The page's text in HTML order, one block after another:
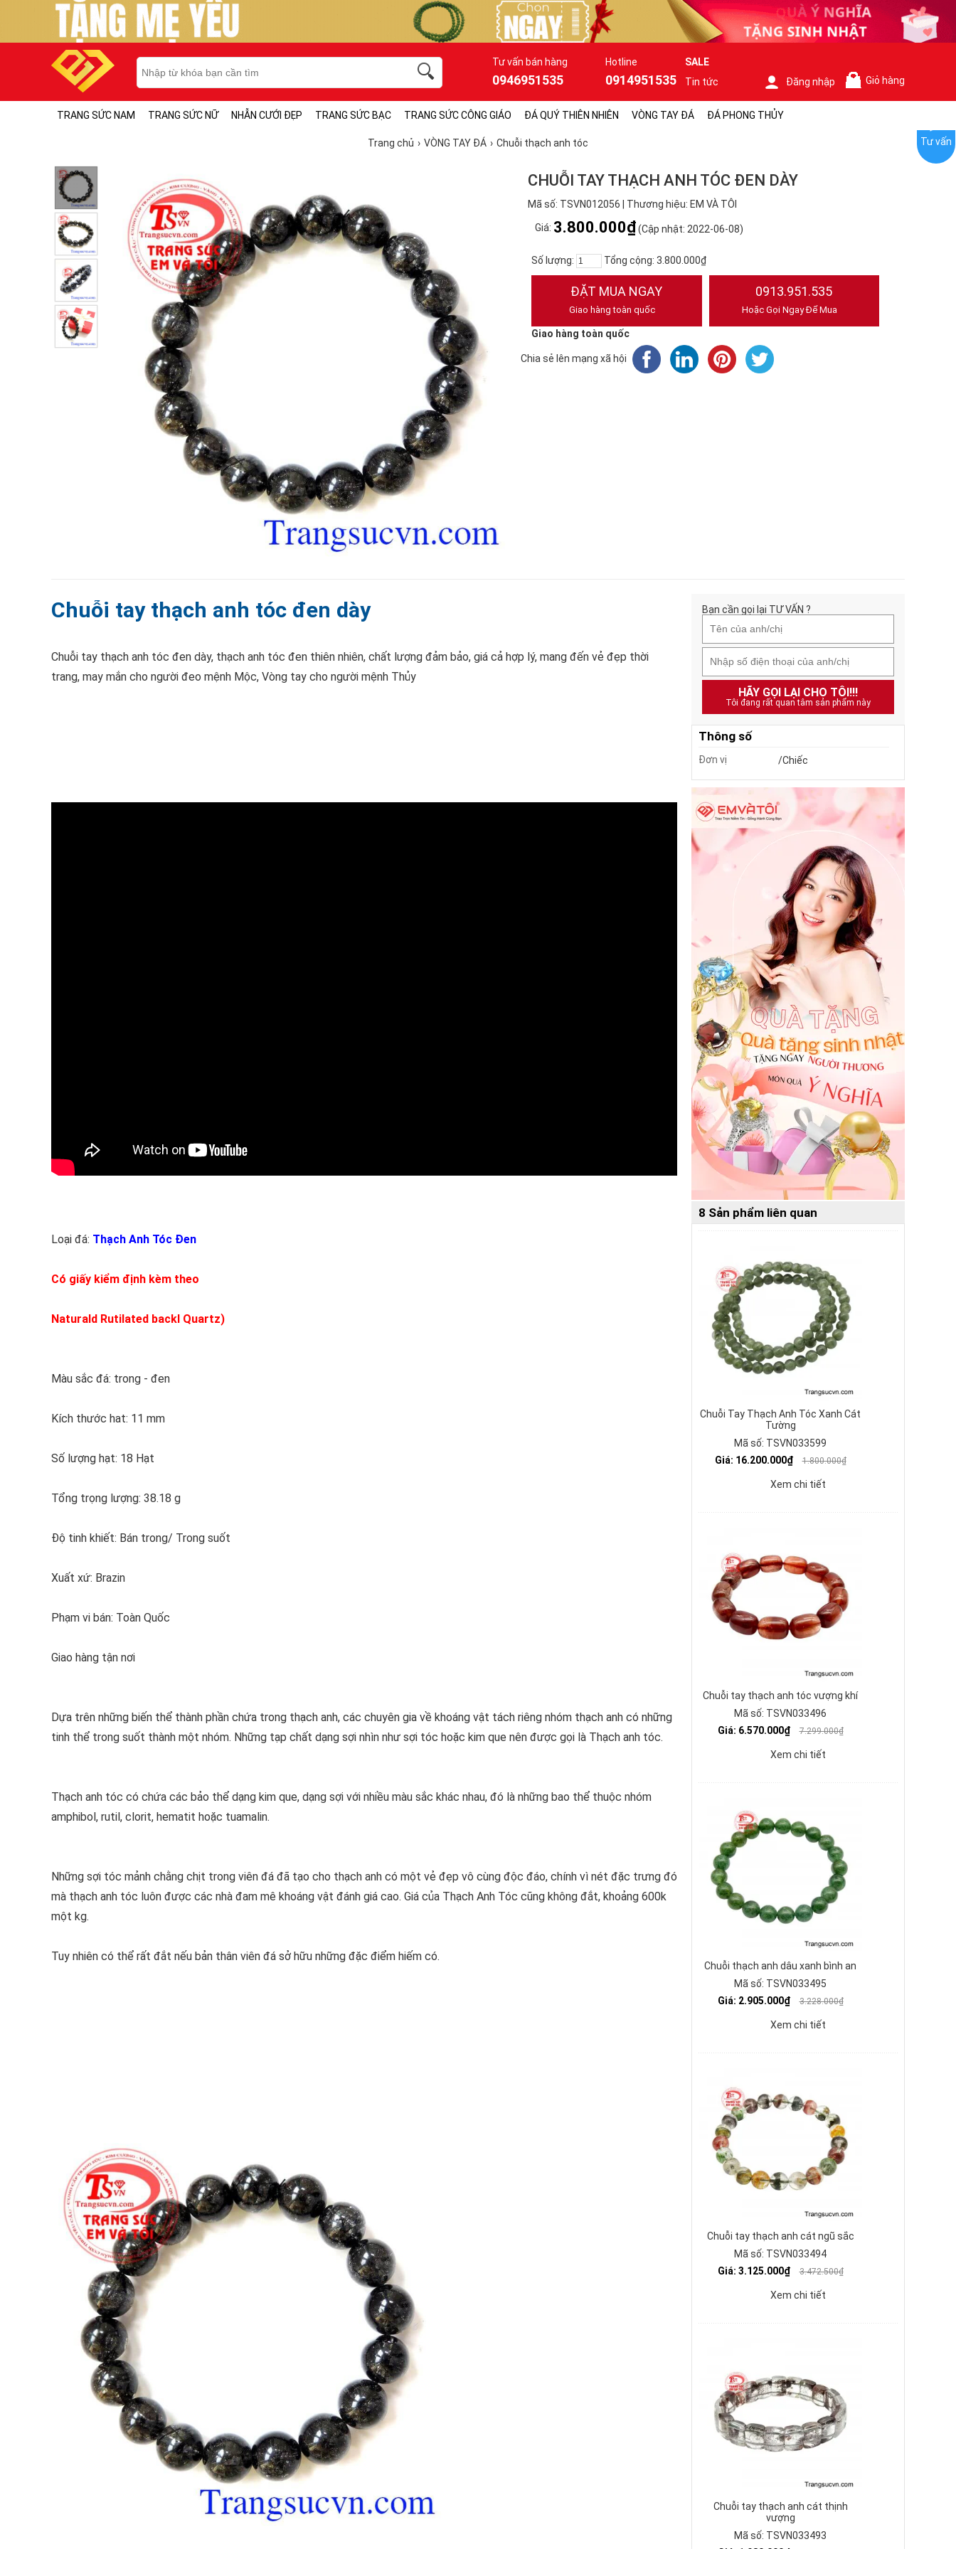
Tư vấn bán hàng
0946951535
Hotline
0914951535
SALE
Tin tức
Đăng nhập Giỏ hàng
TRANG SỨC NAM TRANG SỨC NỮ NHẪN CƯỚI ĐẸP TRANG SỨC BẠC TRANG SỨC CÔNG GIÁO ĐÁ QUÝ THIÊN NHIÊN VÒNG TAY ĐÁ ĐÁ PHONG THỦY
Trang chủ VÒNG TAY ĐÁ Chuỗi thạch anh tóc
CHUỖI TAY THẠCH ANH TÓC ĐEN DÀY
Mã số: TSVN012056 | Thương hiệu: EM VÀ TÔI
Giá: 3.800.000₫(Cập nhật: 2022-06-08)
Số lượng: Tổng cộng: 3.800.000₫
ĐẶT MUA NGAY
Giao hàng toàn quốc
0913.951.535
Hoặc Gọi Ngay Để Mua
Giao hàng toàn quốc
Chia sẻ lên mạng xã hội
Chuỗi tay thạch anh tóc đen dày
Chuỗi tay thạch anh tóc đen dày, thạch anh tóc đen thiên nhiên, chất lượng đảm bảo, giá cả hợp lý, mang đến vẻ đẹp thời
trang, may mắn cho người đeo mệnh Mộc, Vòng tay cho người mệnh Thủy
Loại đá: Thạch Anh Tóc Đen
Có giấy kiểm định kèm theo
Naturald Rutilated backl Quartz)
Màu sắc đá: trong - đen
Kích thước hat: 11 mm
Số lượng hạt: 18 Hạt
Tổng trọng lượng: 38.18 g
Độ tinh khiết: Bán trong/ Trong suốt
Xuất xứ: Brazin
Phạm vi bán: Toàn Quốc
Giao hàng tận nơi
Dựa trên những biến thể thành phần chứa trong thạch anh, các chuyên gia về khoáng vật tách riêng nhóm thạch anh có những
tinh thể trong suốt thành một nhóm. Những tạp chất dạng sợi nhìn như sợi tóc hoặc kim que nên được gọi là Thạch anh tóc.
Thạch anh tóc có chứa các bảo thể dạng kim que, dạng sợi với nhiều màu sắc khác nhau, đó là những bao thể thuộc nhóm
amphibol, rutil, clorit, hematit hoặc tuamalin.
Những sợi tóc mảnh chằng chịt trong viên đá đã tạo cho thạch anh có một vẻ đẹp vô cùng độc đáo, chính vì nét đặc trưng đó
mà thạch anh tóc luôn được các nhà đam mê khoáng vật đánh giá cao. Giá của Thạch Anh Tóc cũng không đắt, khoảng 600k
một kg.
Tuy nhiên có thể rất đắt nếu bản thân viên đá sở hữu những đặc điểm hiếm có.
Bạn cần gọi lại TƯ VẤN ?
HÃY GỌI LẠI CHO TÔI!!!
Tôi đang rất quan tâm sản phẩm này
Thông số
Đơn vị /Chiếc
8 Sản phẩm liên quan
Chuỗi Tay Thạch Anh Tóc Xanh Cát
Tường
Mã số: TSVN033599
Giá: 16.200.000₫
1.800.000₫
Xem chi tiết
Chuỗi tay thạch anh tóc vượng khí
Mã số: TSVN033496
Giá: 6.570.000₫
7.299.000₫
Xem chi tiết
Chuỗi thạch anh dâu xanh bình an
Mã số: TSVN033495
Giá: 2.905.000₫
3.228.000₫
Xem chi tiết
Chuỗi tay thạch anh cát ngũ sắc
Mã số: TSVN033494
Giá: 3.125.000₫
3.472.500₫
Xem chi tiết
Chuỗi tay thạch anh cát thịnh
vượng
Mã số: TSVN033493
Tư vấn